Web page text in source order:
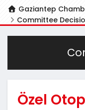
Gaziantep
Committee
Özel